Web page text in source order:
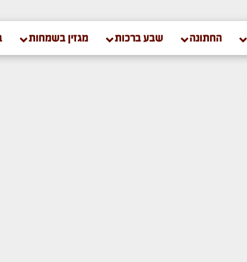
החתונה שבע ברכות מגזין בשמחות